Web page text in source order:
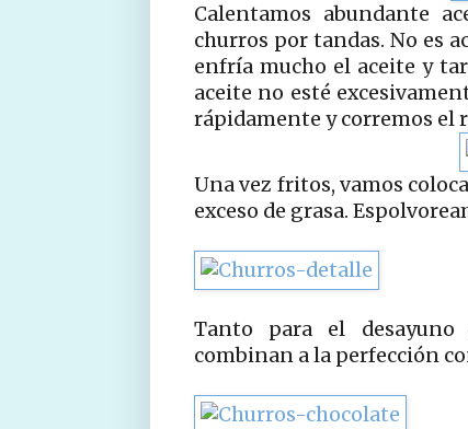
Calentamos abundante
churros por tandas. No es
enfría mucho el aceite y
aceite no esté
rápidamente y corremos el
Una vez fritos, vamos
exceso de grasa.
Tanto para el
combinan a la perfección